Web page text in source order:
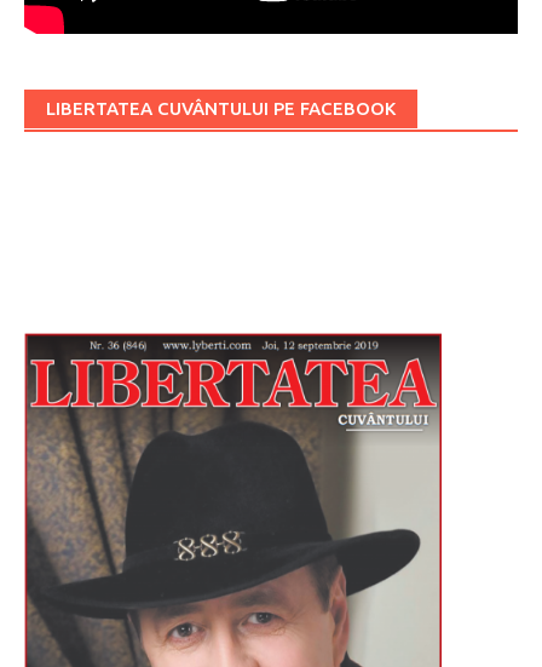
LIBERTATEA CUVÂNTULUI PE FACEBOOK